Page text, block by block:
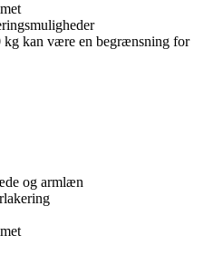
kg kan være en begrænsning for
og armlæn